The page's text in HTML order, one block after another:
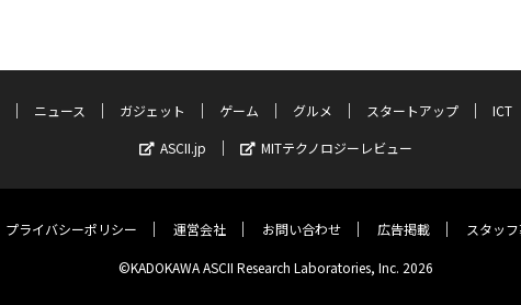
ニュース ガジェット ゲーム グルメ スタートアップ
ICT
ASCII.jp
MITテクノロジーレビュー
プライバシーポリシー 運営会社 お問い合わせ 広告掲載 スタッ
©KADOKAWA ASCII Research Laboratories, Inc. 2026